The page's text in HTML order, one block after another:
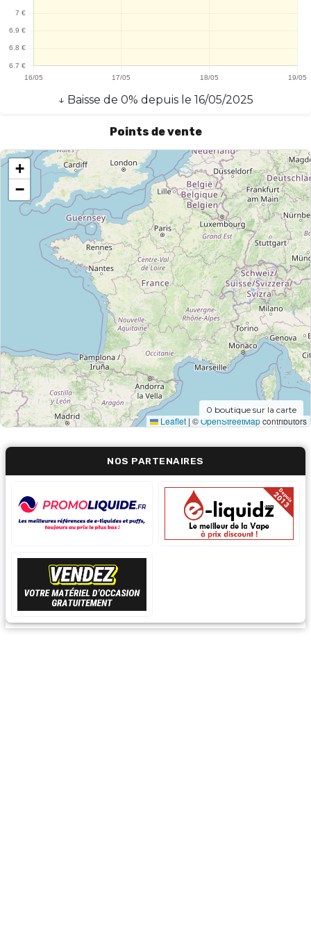
↓ Baisse de 0% depuis le 16/05/2025
Points de vente
+
−
Leaflet | ©OpenStreetMapcontributors
0 boutique sur la carte
NOS PARTENAIRES